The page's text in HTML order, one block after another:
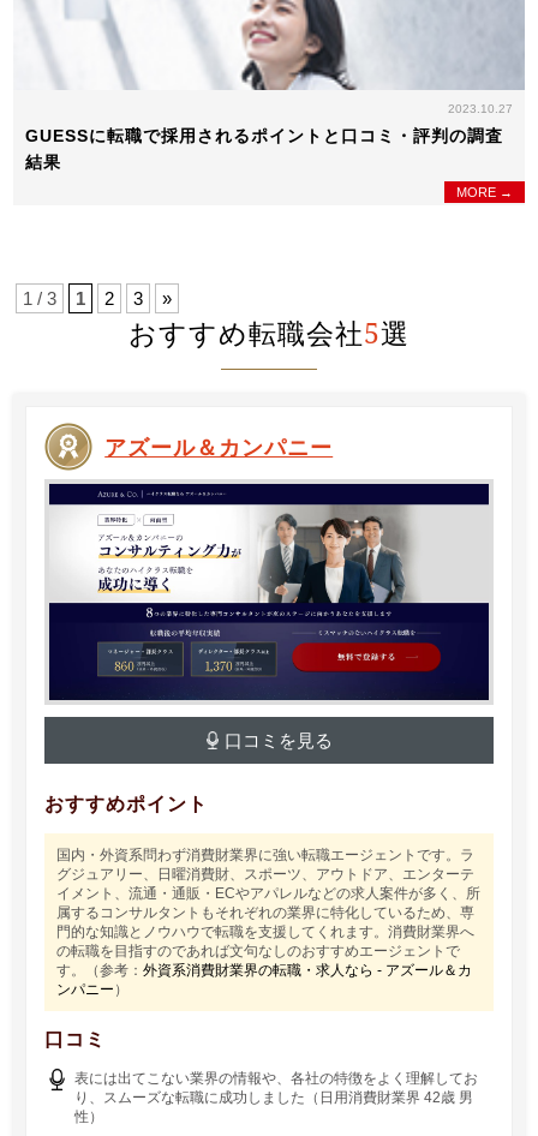
2023.10.27
GUESSに転職で採用されるポイントと口コミ・評判の調査
結果
MORE →
1 / 3 1 2 3 »
おすすめ転職会社5選
アズール＆カンパニー
口コミを見る
おすすめポイント
国内・外資系問わず消費財業界に強い転職エージェントです。ラ
グジュアリー、日曜消費財、スポーツ、アウトドア、エンターテ
イメント、流通・通販・ECやアパレルなどの求人案件が多く、所
属するコンサルタントもそれぞれの業界に特化しているため、専
門的な知識とノウハウで転職を支援してくれます。消費財業界へ
の転職を目指すのであれば文句なしのおすすめエージェントで
す。（参考：外資系消費財業界の転職・求人なら - アズール＆カ
ンパニー ）
口コミ
表には出てこない業界の情報や、各社の特徴をよく理解してお
り、スムーズな転職に成功しました（日用消費財業界 42歳 男
性）